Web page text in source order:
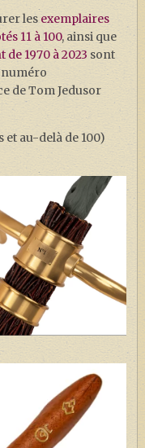
lesexemplaires
11 à 100, ainsi que
1970 à 2023 sont
numéro
de Tom Jedusor
au-delà de 100)